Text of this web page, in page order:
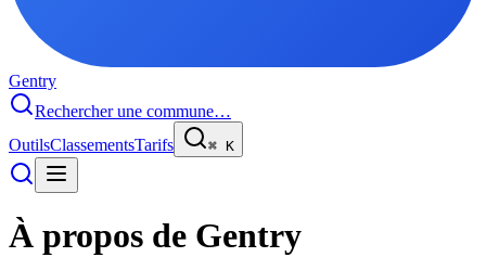
Gentry
Rechercher une commune…
OutilsClassementsTarifs ⌘ K
À propos de Gentry